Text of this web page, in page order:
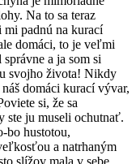
Na to sa teraz
padnú na kurací
domáci, to je veľmi
a ja som si
svojho života! Nikdy
domáci kurací vývar,
si, že sa
ste ju museli ochutnať.
bo hustotou,
a natrhaným
slížov mala v sebe